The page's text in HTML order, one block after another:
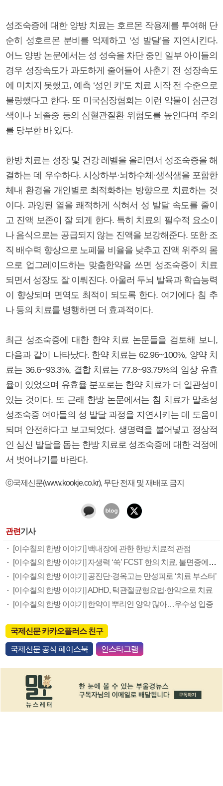
성조숙증에 대한 양방 치료는 호르몬 작용제를 투여해 단
순히 성호르몬 분비를 억제하고 ‘성 발달’을 지연시킨다.
어느 양방 논문에서는 성 성숙을 차단 중인 일부 아이들의
경우 성장속도가 과도하게 줄어들어 사춘기 전 성장속도
에 미치지 못했고, 예측 ‘성인 키’도 치료 시작 전 수준으로
불량했다고 한다. 또 미국심장협회는 이런 약물이 심근경
색이나 뇌졸중 등의 심혈관질환 위험도를 높인다며 주의
를 당부한 바 있다.
한방 치료는 성장 및 건강 레벨을 올리면서 성조숙증을 해
결하는 데 우수하다. 시상하부·뇌하수체·생식샘을 포함한
체내 환경을 개인별로 최적화하는 방향으로 치료하는 것
이다. 과잉된 열을 쾌적하게 식혀서 성 발달 속도를 줄이
고 진액 보존이 잘 되게 한다. 특히 치료의 필수적 요소이
나 음식으로는 공급되지 않는 진액을 보강해준다. 또한 조
직 배수력 향상으로 노폐물 비율을 낮추고 진액 위주의 몸
으로 업그레이드하는 맞춤한약을 쓰면 성조숙증이 치료
되면서 성장도 잘 이뤄진다. 아울러 두뇌 발육과 학습능력
이 향상되며 면역도 최적이 되도록 한다. 여기에다 침 추
나 등의 치료를 병행하면 더 효과적이다.
최근 성조숙증에 대한 한약 치료 논문들을 검토해 보니,
다음과 같이 나타났다. 한약 치료는 62.96~100%, 양약 치
료는 36.6~93.3%, 결합 치료는 77.8~93.75%의 임상 유효
율이 있었으며 유효율 분포로는 한약 치료가 더 일관성이
있는 것이다. 또 근래 한방 논문에서는 침 치료가 말초성
성조숙증 여아들의 성 발달 과정을 지연시키는 데 도움이
되며 안전하다고 보고되었다. 생명력을 불어넣고 정상적
인 심신 발달을 돕는 한방 치료로 성조숙증에 대한 걱정에
서 벗어나기를 바란다.
ⓒ국제신문(www.kookje.co.kr), 무단 전재 및 재배포 금지
관련기사
[이수칠의 한방 이야기] 백내장에 관한 한방 치료적 관점
[이수칠의 한방 이야기] 자생력 ‘쑥’ FCST 한의 치료, 불면증에 ‘딱’
[이수칠의 한방 이야기] 공진단·경옥고는 만성피로 ‘치료 부스터’
[이수칠의 한방 이야기] ADHD, 턱관절균형요법·한약으로 치료
[이수칠의 한방 이야기] 한약이 뿌리인 양약 많아…우수성 입증
국제신문 카카오플러스 친구
국제신문 공식 페이스북 인스타그램